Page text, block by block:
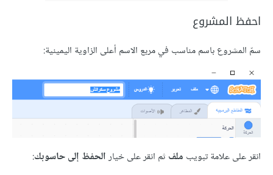
باسم مناسب في مربع الاسم أعلى الزاوية اليمينية:
علامة تبويبملفثم انقر على خيارالحفظ إلى حاسوبك: